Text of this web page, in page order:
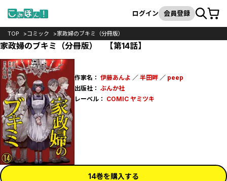
検索
ログイン 会員登録カート
TOP コミック 家政婦のブキミ（分冊版）
家政婦のブキミ（分冊版） 【第14話】
作家名： 伊藤あんよ ／ 半田畔／ peep
出版社： ぶんか社
レーベル： COMIC ヤミツキ
14巻を購入する